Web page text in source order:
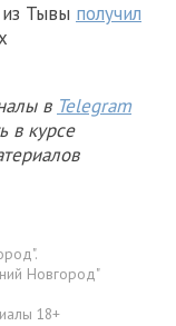
Тывы получил
в Telegram
в курсе
Новгород"
18+